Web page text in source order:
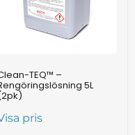
TEQ™ –
5L
pris